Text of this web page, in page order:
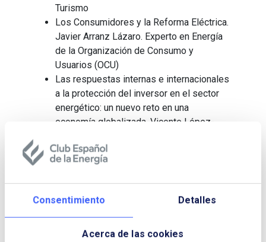
Consentimiento Detalles
Acerca de las cookies
Turismo
Los Consumidores y la Reforma Eléctrica.
Javier Arranz Lázaro. Experto en Energía
de la Organización de Consumo y
Usuarios (OCU)
Las respuestas internas e internacionales
a la protección del inversor en el sector
energético: un nuevo reto en una
economía globalizada. Vicente López-
Jurídico Internacional, Ex Consejero de la
Comisión Nacional de Energía
– Líder Mundial Sector Utilities de
Deloitte
Antecedentes y visión global de la